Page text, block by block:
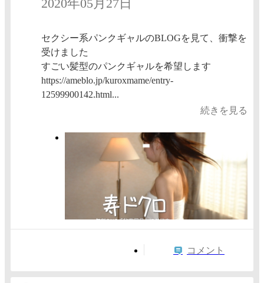
2020年05月27日
セクシー系パンクギャルのBLOGを見て、衝撃を
受けました
すごい髪型のパンクギャルを希望します
https://ameblo.jp/kuroxmame/entry-
12599900142.html...
続きを見る
コメント